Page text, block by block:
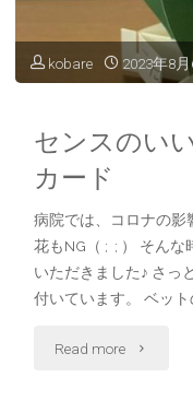
に
kobare 2023年8月
センスのい
カード
病院では、コロナの影
花もNG（ ; ; ） そん
いただきました♪ さっ
付いています。 ベット
Read more "セ